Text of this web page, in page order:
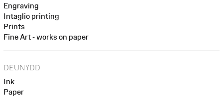
Engraving
Intaglio printing
Prints
Fine Art - works on paper
DEUNYDD
Ink
Paper